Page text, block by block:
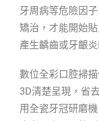
牙周病等危險因
矯治，才能開始
產生齲齒或牙齦炎
數位全彩口腔掃
3D清楚呈現，省
用全瓷牙冠研磨